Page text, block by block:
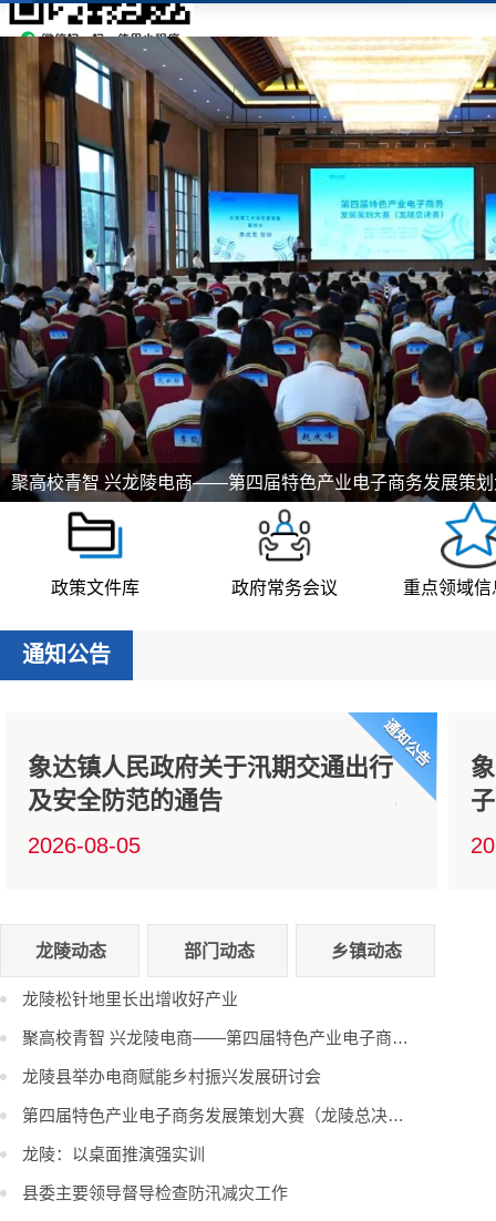
主要领导督导检查防汛减灾工作
书记牛永东到龙新乡、象达镇、腊勐镇、龙山
灾工作。牛永东先后查看了G219龙陵段沿线边
水库安全度汛情况、部分景区景点...
龙陵县召开推进
8月4日，龙陵
成果培训会议，县
毕、赵兴灿等县级
政策文件库 政府常务会议 重点领域信
通知公告
象达镇人民政府关于汛期交通出行
及安全防范的通告
2026-08-05
龙陵动态 部门动态 乡镇动态
龙陵松针地里长出增收好产业
聚高校青智 兴龙陵电商——第四届特色产业电子商务发展策划大赛（龙...
龙陵县举办电商赋能乡村振兴发展研讨会​
第四届特色产业电子商务发展策划大赛（龙陵总决赛）参赛人员陆续抵达
龙陵：以桌面推演强实训
县委主要领导督导检查防汛减灾工作